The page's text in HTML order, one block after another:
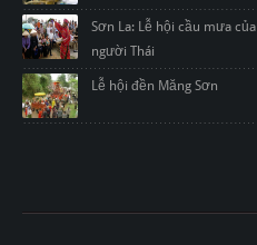
Sơn La: Lễ hội cầu mưa của
người Thái
Lễ hội đền Măng Sơn